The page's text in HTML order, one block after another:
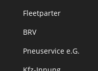
Fleetparter
BRV
Pneuservice e.G.